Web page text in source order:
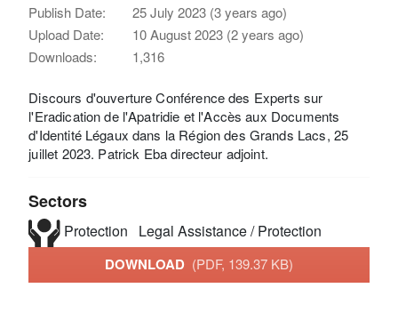
Publish Date:
25 July 2023 (3 years ago)
Upload Date:
10 August 2023 (2 years ago)
Downloads:
1,316
Discours d'ouverture Conférence des Experts sur
l'Eradication de l'Apatridie et l'Accès aux Documents
d'Identité Légaux dans la Région des Grands Lacs, 25
juillet 2023. Patrick Eba directeur adjoint.
Sectors
Protection Legal Assistance / Protection
DOWNLOAD (PDF, 139.37 KB)